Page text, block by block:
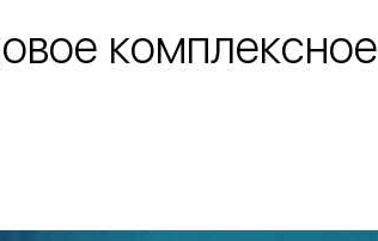
комплексное